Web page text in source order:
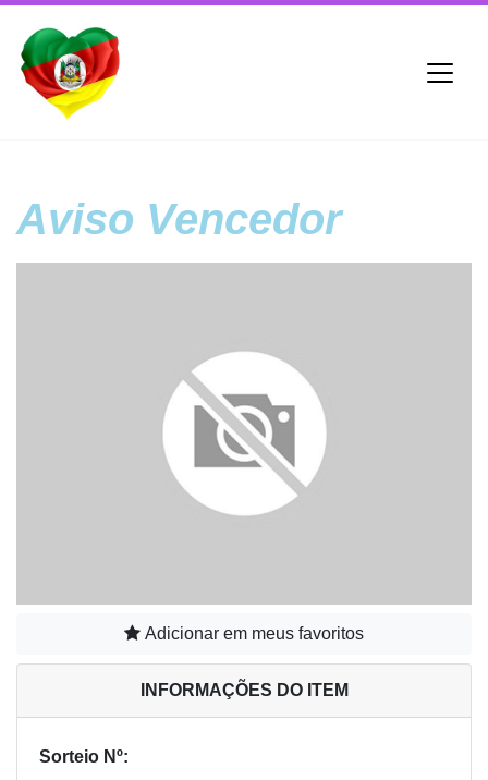
Aviso Vencedor
Adicionar em meus favoritos
INFORMAÇÕES DO ITEM
Sorteio Nº: